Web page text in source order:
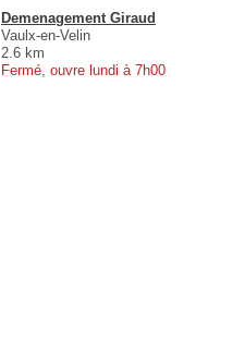
Demenagement Giraud
Vaulx-en-Velin
2.6 km
Fermé, ouvre lundi à 7h00